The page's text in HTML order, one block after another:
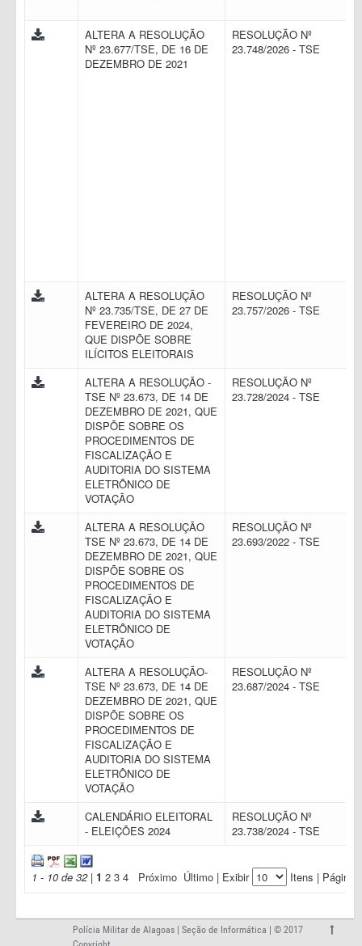
ALTERA A RESOLUÇÃO
Nº 23.677/TSE, DE 16 DE
DEZEMBRO DE 2021
RESOLUÇÃO Nº
23.748/2026 - TSE
ALTERA A RESOLUÇÃO
Nº 23.735/TSE, DE 27 DE
FEVEREIRO DE 2024,
QUE DISPÕE SOBRE
ILÍCITOS ELEITORAIS
RESOLUÇÃO Nº
23.757/2026 - TSE
ALTERA A RESOLUÇÃO -
TSE Nº 23.673, DE 14 DE
DEZEMBRO DE 2021, QUE
DISPÕE SOBRE OS
PROCEDIMENTOS DE
FISCALIZAÇÃO E
AUDITORIA DO SISTEMA
ELETRÔNICO DE
VOTAÇÃO
RESOLUÇÃO Nº
23.728/2024 - TSE
ALTERA A RESOLUÇÃO
TSE Nº 23.673, DE 14 DE
DEZEMBRO DE 2021, QUE
DISPÕE SOBRE OS
PROCEDIMENTOS DE
FISCALIZAÇÃO E
AUDITORIA DO SISTEMA
ELETRÔNICO DE
VOTAÇÃO
RESOLUÇÃO Nº
23.693/2022 - TSE
ALTERA A RESOLUÇÃO-
TSE Nº 23.673, DE 14 DE
DEZEMBRO DE 2021, QUE
DISPÕE SOBRE OS
PROCEDIMENTOS DE
FISCALIZAÇÃO E
AUDITORIA DO SISTEMA
ELETRÔNICO DE
VOTAÇÃO
RESOLUÇÃO Nº
23.687/2024 - TSE
CALENDÁRIO ELEITORAL
- ELEIÇÕES 2024
RESOLUÇÃO Nº
23.738/2024 - TSE
1 - 10 de 32| 1 2 3 4 Próximo Último | Exibir Itens | Página:
Polícia Militar de Alagoas | Seção de Informática | © 2017